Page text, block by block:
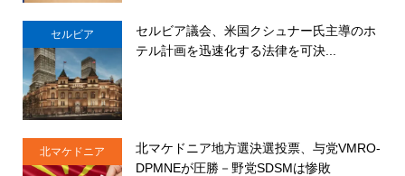
セルビア
セルビア議会、米国クシュナー氏主導のホ
テル計画を迅速化する法律を可決...
北マケドニア
北マケドニア地方選決選投票、与党VMRO-
DPMNEが圧勝－野党SDSMは惨敗